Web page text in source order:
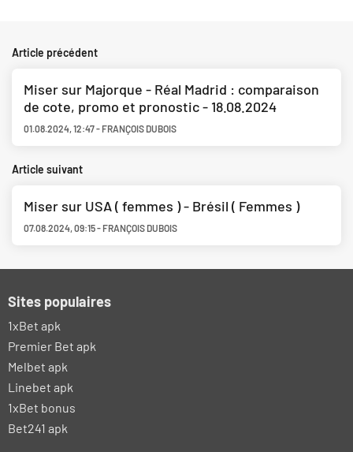
Article précédent
Miser sur Majorque - Réal Madrid : comparaison
de cote, promo et pronostic - 18.08.2024
01.08.2024,12:47- FRANÇOIS DUBOIS
Article suivant
Miser sur USA ( femmes ) - Brésil ( Femmes )
07.08.2024,09:15- FRANÇOIS DUBOIS
Sites populaires
1xBet apk
Premier Bet apk
Melbet apk
Linebet apk
1xBet bonus
Bet241 apk